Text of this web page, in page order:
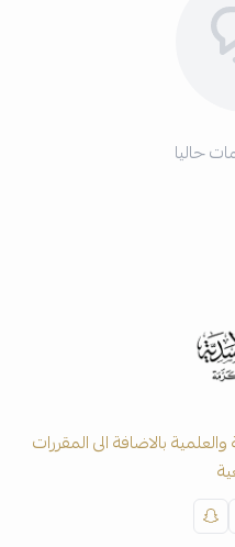
حاليا
والعلمية بالاضافة الى المقررات